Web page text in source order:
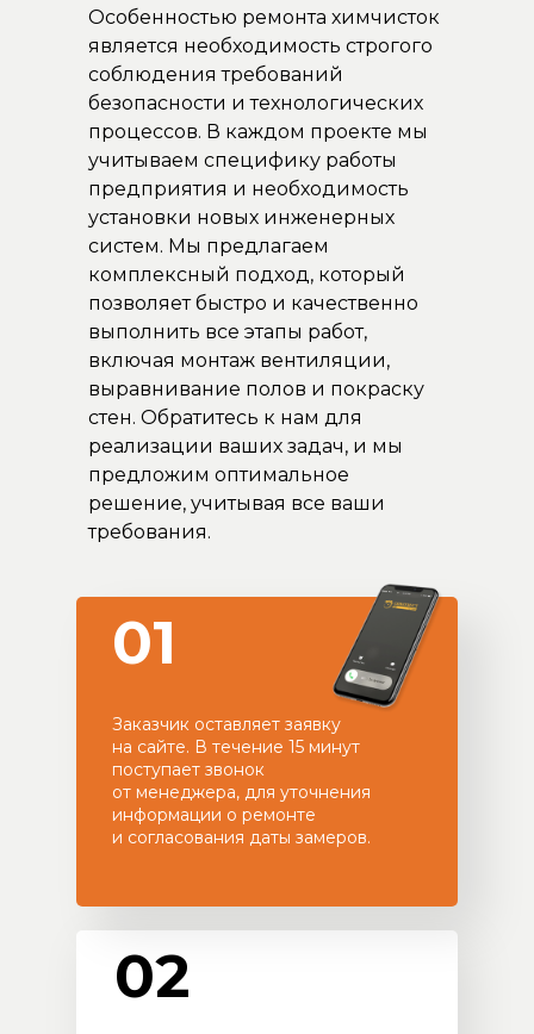
Заказчик оставляет заявку
на сайте. В течение 15 минут
поступает звонок
от менеджера, для уточнения
информации о ремонте
и согласования даты замеров.
01
02
Особенностью ремонта химчисток
является необходимость строгого
соблюдения требований
безопасности и технологических
процессов. В каждом проекте мы
учитываем специфику работы
предприятия и необходимость
установки новых инженерных
систем. Мы предлагаем
комплексный подход, который
позволяет быстро и качественно
выполнить все этапы работ,
включая монтаж вентиляции,
выравнивание полов и покраску
стен. Обратитесь к нам для
реализации ваших задач, и мы
предложим оптимальное
решение, учитывая все ваши
требования.